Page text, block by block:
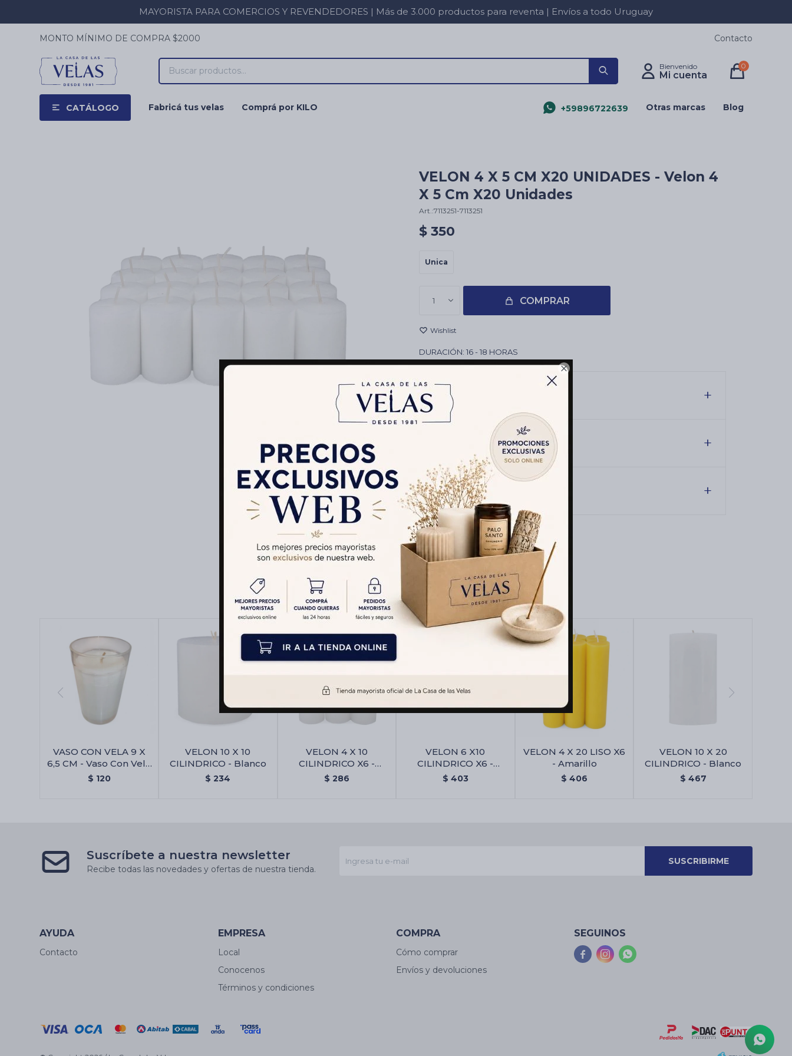

MAYORISTA PARA COMERCIOS Y REVENDEDORES | Más de 3.000 productos para reventa | Envíos a todo Uruguay
CATÁLOGO Fabricá tus velas Comprá por KILO +59896722639 Otras marcas Blog
0
MONTO MÍNIMO DE COMPRA $2000 Contacto
VELON 4 X 5 CM X20 UNIDADES - Velon 4
X 5 Cm X20 Unidades
7113251-7113251
$ 350
Unica
1 COMPRAR
DURACIÓN: 16 - 18 HORAS
Envíos
Cambios y Devoluciones
Medios de pago
Productos que te pueden interesar
VASO CON VELA 9 X
6,5 CM - Vaso Con Vela
9 X 6,5 Cm
$ 120
VELON 10 X 10
CILINDRICO - Blanco
$ 234
VELON 4 X 10
CILINDRICO X6 -
Amarillo
$ 286
VELON 6 X10
CILINDRICO X6 -
Blanco
$ 403
VELON 4 X 20 LISO X6
- Amarillo
$ 406
VELON 10 X 20
CILINDRICO - Blanco
$ 467
Suscríbete a nuestra newsletter
Recibe todas las novedades y ofertas de nuestra tienda.
SUSCRIBIRME
AYUDA
Contacto
EMPRESA
Local
Conocenos
Términos y condiciones
COMPRA
Cómo comprar
Envíos y devoluciones
SEGUINOS
  